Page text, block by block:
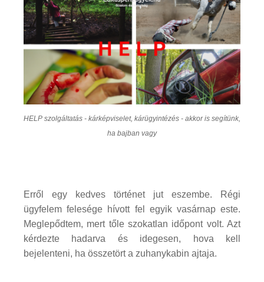
HELP szolgáltatás - kárképviselet, kárügyintézés - akkor is segítünk,
ha bajban vagy
Erről egy kedves történet jut eszembe. Régi
ügyfelem felesége hívott fel egyik vasárnap este.
Meglepődtem, mert tőle szokatlan időpont volt. Azt
kérdezte hadarva és idegesen, hova kell
bejelenteni, ha összetört a zuhanykabin ajtaja.